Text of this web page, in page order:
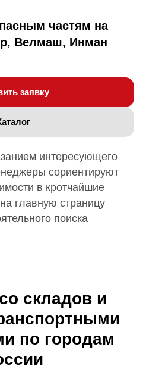
частям на
Велмаш, Инман
заявку
интересующего
сориентируют
в кротчайшие
главную страницу
поиска
складов и
по городам